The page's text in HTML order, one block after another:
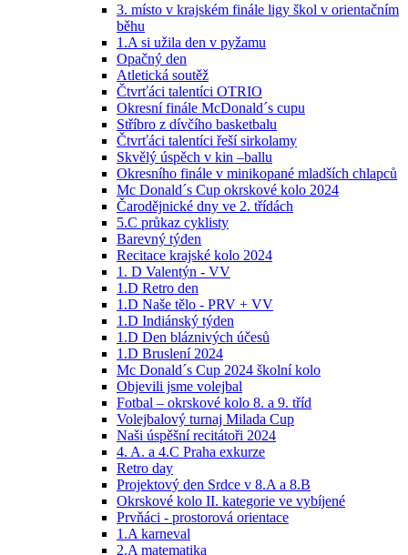
3. místo v krajském finále ligy škol v orientačním
běhu
1.A si užila den v pyžamu
Opačný den
Atletická soutěž
Čtvrťáci talentíci OTRIO
Okresní finále McDonald´s cupu
Stříbro z dívčího basketbalu
Čtvrťáci talentíci řeší sirkolamy
Skvělý úspěch v kin –ballu
Okresního finále v minikopané mladších chlapců
Mc Donald´s Cup okrskové kolo 2024
Čarodějnické dny ve 2. třídách
5.C průkaz cyklisty
Barevný týden
Recitace krajské kolo 2024
1. D Valentýn - VV
1.D Retro den
1.D Naše tělo - PRV + VV
1.D Indiánský týden
1.D Den bláznivých účesů
1.D Bruslení 2024
Mc Donald´s Cup 2024 školní kolo
Objevili jsme volejbal
Fotbal – okrskové kolo 8. a 9. tříd
Volejbalový turnaj Milada Cup
Naši úspěšní recitátoři 2024
4. A. a 4.C Praha exkurze
Retro day
Projektový den Srdce v 8.A a 8.B
Okrskové kolo II. kategorie ve vybíjené
Prvňáci - prostorová orientace
1.A karneval
2.A matematika